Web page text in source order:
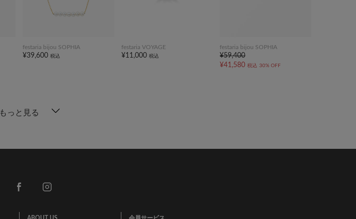
festaria bijou SOPHIA
¥39,600 税込
festaria VOYAGE
¥11,000 税込
festaria bijou SOPHIA
¥59,400
¥41,580 税込 30% OFF
もっと見る